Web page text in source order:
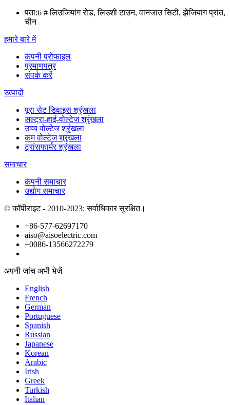
पता:6 # लिउजियांग रोड, लिउशी टाउन, वानजाउ सिटी, झेजियांग प्रांत,
चीन
हमारे बारे में
कंपनी प्रोफाइल
प्रमाणपत्र
संपर्क करें
उत्पादों
पूरा सेट डिवाइस श्रृंखला
अल्ट्रा-हाई-वोल्टेज श्रृंखला
उच्च वोल्टेज श्रृंखला
कम वोल्टेज श्रृंखला
ट्रांसफार्मर श्रृंखला
समाचार
कंपनी समाचार
उद्योग समाचार
© कॉपीराइट - 2010-2023: सर्वाधिकार सुरक्षित।
+86-577-62697170
aiso@aisoelectric.com
+0086-13566272279
अपनी जांच अभी भेजें
English
French
German
Portuguese
Spanish
Russian
Japanese
Korean
Arabic
Irish
Greek
Turkish
Italian